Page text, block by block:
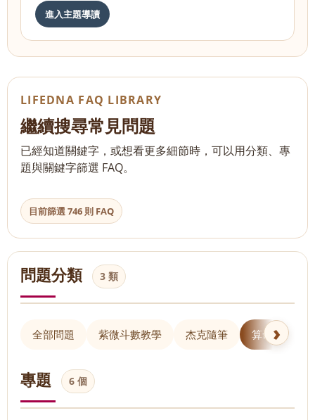
進入主題導讀
LIFEDNA FAQ LIBRARY
繼續搜尋常見問題
已經知道關鍵字，或想看更多細節時，可以用分類、專
題與關鍵字篩選 FAQ。
目前篩選 746 則 FAQ
問題分類 3 類
全部問題 紫微斗數教學 杰克隨筆 算命 Q&A
專題 6 個